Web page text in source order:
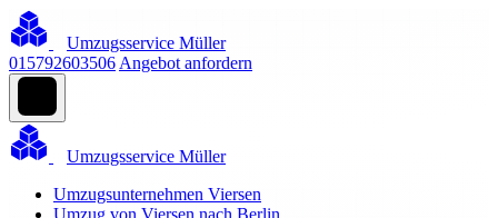
Umzugsservice Müller
015792603506 Angebot anfordern
Umzugsservice Müller
Umzugsunternehmen Viersen
Umzug von Viersen nach Berlin